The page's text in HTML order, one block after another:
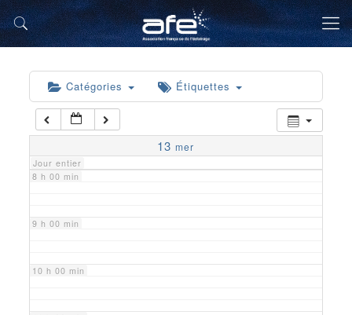
Catégories Étiquettes
13 mer
Jour entier
5 h 00 min
6 h 00 min
7 h 00 min
8 h 00 min
9 h 00 min
10 h 00 min